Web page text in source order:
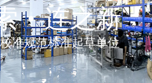
●连之新
准规范标准起草单位